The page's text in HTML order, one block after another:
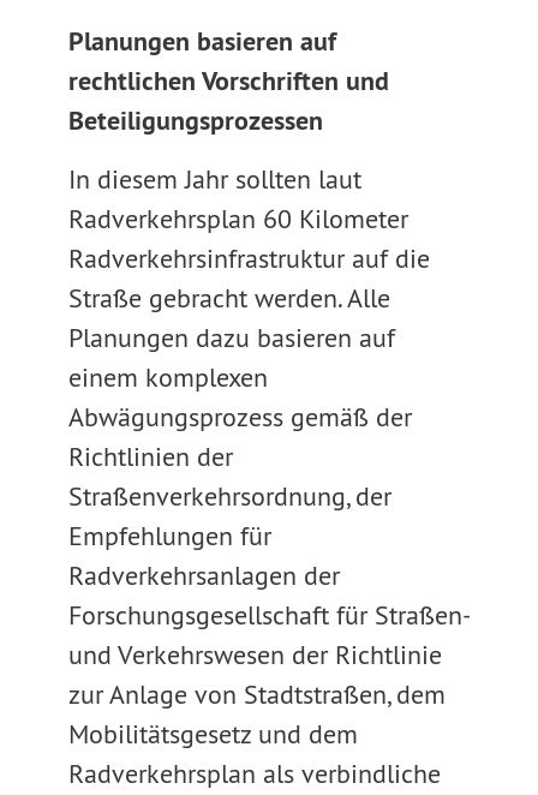
Planungen basieren auf
rechtlichen Vorschriften und
Beteiligungsprozessen
In diesem Jahr sollten laut
Radverkehrsplan 60 Kilometer
Radverkehrsinfrastruktur auf die
Straße gebracht werden. Alle
Planungen dazu basieren auf
einem komplexen
Abwägungsprozess gemäß der
Richtlinien der
Straßenverkehrsordnung, der
Empfehlungen für
Radverkehrsanlagen der
Forschungsgesellschaft für Straßen-
und Verkehrswesen der Richtlinie
zur Anlage von Stadtstraßen, dem
Mobilitätsgesetz und dem
Radverkehrsplan als verbindliche